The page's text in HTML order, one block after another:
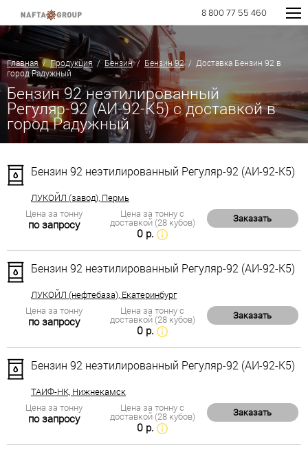
8 800 77 55 460
Главная/Продукция/Бензин/ Бензин 92/ Доставка Бензин 92 в
город Радужный
Бензин 92 неэтилированный
Регуляр-92 (АИ-92-К5) с доставкой в
город Радужный
Бензин 92 неэтилированный Регуляр-92 (АИ-92-К5)
ЛУКОЙЛ (завод), Пермь
Цена за тонну
по запросу
Цена за тонну с
доставкой (28 кубов)
0 р.
Заказать
Бензин 92 неэтилированный Регуляр-92 (АИ-92-К5)
ЛУКОЙЛ (нефтебаза), Екатеринбург
Цена за тонну
по запросу
Цена за тонну с
доставкой (28 кубов)
0 р.
Заказать
Бензин 92 неэтилированный Регуляр-92 (АИ-92-К5)
ТАИФ-НК, Нижнекамск
Цена за тонну
по запросу
Цена за тонну с
доставкой (28 кубов)
0 р.
Заказать